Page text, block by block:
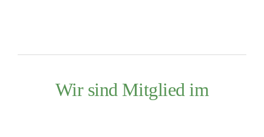
Wir sind Mitglied im